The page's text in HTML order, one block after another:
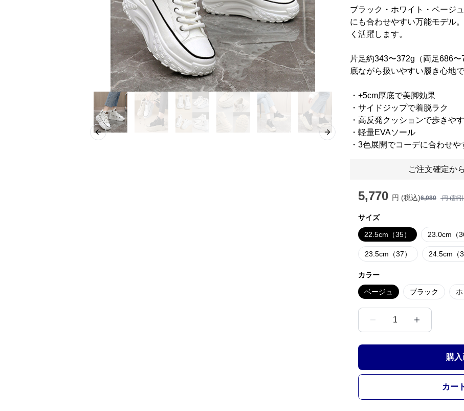
Previous slide Next slide
ブラック・ホワイト・ベージ
にも合わせやすい万能モデル
く活躍します。
片足約343〜372g（両足686
底ながら扱いやすい履き心地で
・+5cm厚底で美脚効果
・サイドジップで着脱ラク
・高反発クッションで歩きや
・軽量EVAソール
・3色展開でコーデに合わせや
ご注文確定か
5,770 円 (税込)6,080 円 (割
サイズ
22.5cm（35） 23.0cm（
23.5cm（37） 24.5cm（
カラー
ベージュ ブラック
1
購
カー